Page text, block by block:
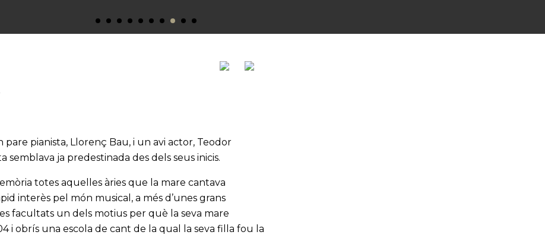
pianista, Llorenç Bau, i un avi actor, Teodor
ja predestinada des dels seus inicis.
totes aquelles àries que la mare cantava
interès pel món musical, a més d’unes grans
facultats un dels motius per què la seva mare
i obrís una escola de cant de la qual la seva filla fou la